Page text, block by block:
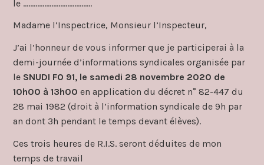
le …………………………………
Madame l’Inspectrice, Monsieur l’Inspecteur,
J’ai l’honneur de vous informer que je participerai à la
demi-journée d’informations syndicales organisée par
le SNUDI FO 91, le samedi 28 novembre 2020 de
10h00 à 13h00 en application du décret n° 82-447 du
28 mai 1982 (droit à l’information syndicale de 9h par
an dont 3h pendant le temps devant élèves).
Ces trois heures de R.I.S. seront déduites de mon
temps de travail